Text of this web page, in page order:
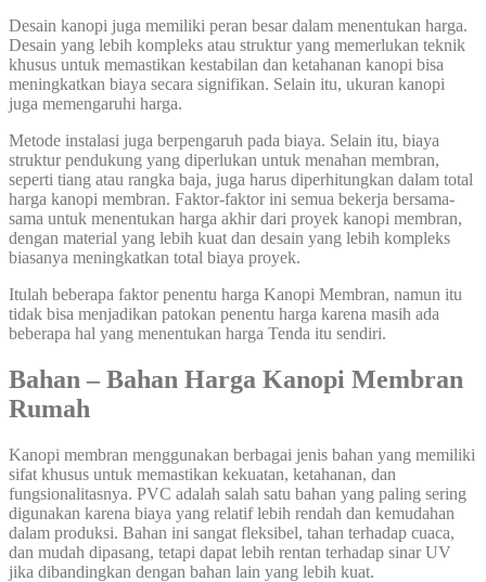
Desain kanopi juga memiliki peran besar dalam menentukan harga.
Desain yang lebih kompleks atau struktur yang memerlukan teknik
khusus untuk memastikan kestabilan dan ketahanan kanopi bisa
meningkatkan biaya secara signifikan. Selain itu, ukuran kanopi
juga memengaruhi harga.
Metode instalasi juga berpengaruh pada biaya. Selain itu, biaya
struktur pendukung yang diperlukan untuk menahan membran,
seperti tiang atau rangka baja, juga harus diperhitungkan dalam total
harga kanopi membran. Faktor-faktor ini semua bekerja bersama-
sama untuk menentukan harga akhir dari proyek kanopi membran,
dengan material yang lebih kuat dan desain yang lebih kompleks
biasanya meningkatkan total biaya proyek.
Itulah beberapa faktor penentu harga Kanopi Membran, namun itu
tidak bisa menjadikan patokan penentu harga karena masih ada
beberapa hal yang menentukan harga Tenda itu sendiri.
Bahan – Bahan Harga Kanopi Membran
Rumah
Kanopi membran menggunakan berbagai jenis bahan yang memiliki
sifat khusus untuk memastikan kekuatan, ketahanan, dan
fungsionalitasnya. PVC adalah salah satu bahan yang paling sering
digunakan karena biaya yang relatif lebih rendah dan kemudahan
dalam produksi. Bahan ini sangat fleksibel, tahan terhadap cuaca,
dan mudah dipasang, tetapi dapat lebih rentan terhadap sinar UV
jika dibandingkan dengan bahan lain yang lebih kuat.